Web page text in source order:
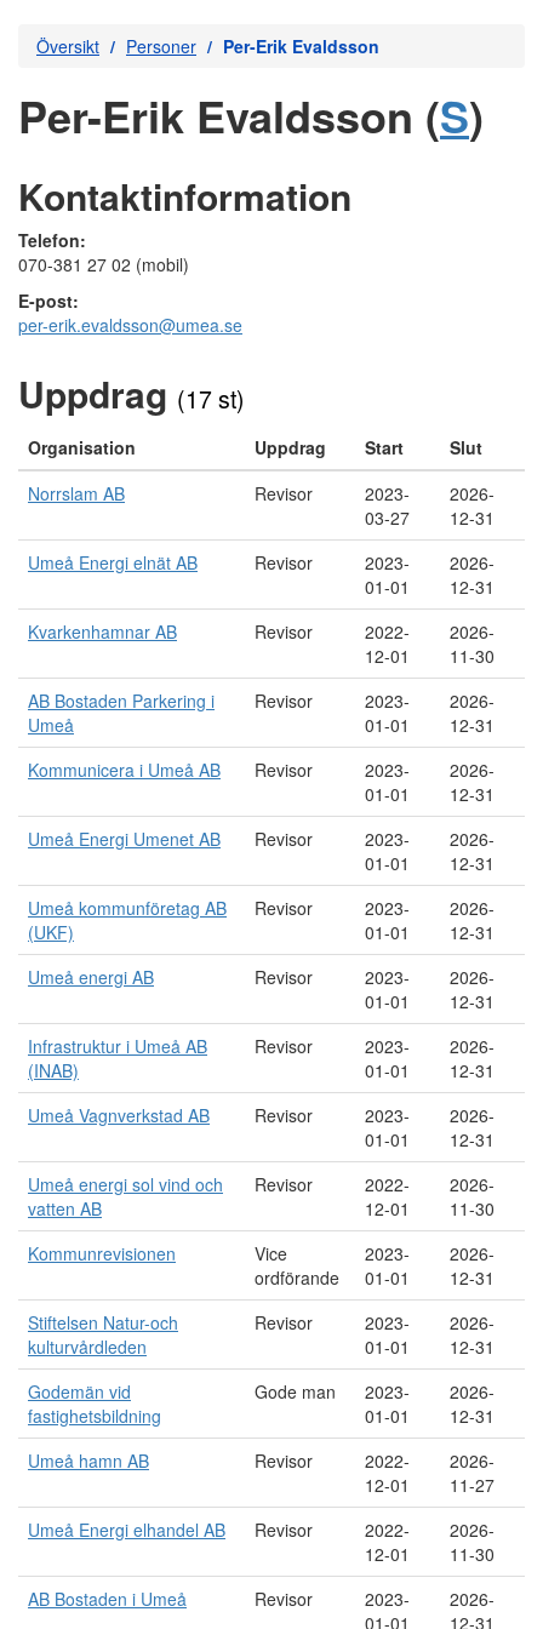
Översikt Personer Per-Erik Evaldsson
Per-Erik Evaldsson (S)
Kontaktinformation
Telefon:
070-381 27 02 (mobil)
E-post:
per-erik.evaldsson@umea.se
Uppdrag (17 st)
Organisation Uppdrag Start
Slut
Norrslam AB
Revisor
2023-
03-27
2026-
12-31
Umeå Energi elnät AB
Revisor
2023-
01-01
2026-
12-31
Kvarkenhamnar AB
Revisor
2022-
12-01
2026-
11-30
AB Bostaden Parkering i
Umeå
Revisor
2023-
01-01
2026-
12-31
Kommunicera i Umeå AB
Revisor
2023-
01-01
2026-
12-31
Umeå Energi Umenet AB
Revisor
2023-
01-01
2026-
12-31
Umeå kommunföretag AB
(UKF)
Revisor
2023-
01-01
2026-
12-31
Umeå energi AB
Revisor
2023-
01-01
2026-
12-31
Infrastruktur i Umeå AB
(INAB)
Revisor
2023-
01-01
2026-
12-31
Umeå Vagnverkstad AB
Revisor
2023-
01-01
2026-
12-31
Umeå energi sol vind och
vatten AB
Revisor
2022-
12-01
2026-
11-30
Kommunrevisionen
Vice
ordförande
2023-
01-01
2026-
12-31
Stiftelsen Natur-och
kulturvårdleden
Revisor
2023-
01-01
2026-
12-31
Godemän vid
fastighetsbildning
Gode man
2023-
01-01
2026-
12-31
Umeå hamn AB
Revisor
2022-
12-01
2026-
11-27
Umeå Energi elhandel AB
Revisor
2022-
12-01
2026-
11-30
AB Bostaden i Umeå
Revisor
2023-
01-01
2026-
12-31